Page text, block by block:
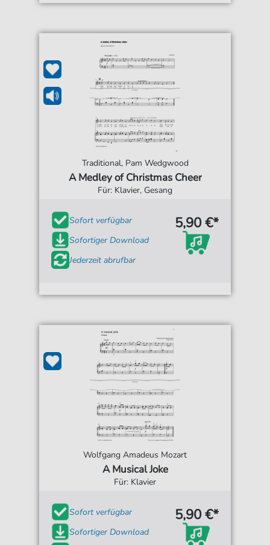
Traditional, Pam Wedgwood
A Medley of Christmas Cheer
Für: Klavier, Gesang
Sofort verfügbar
Sofortiger Download
Jederzeit abrufbar
5,90 €*
Wolfgang Amadeus Mozart
A Musical Joke
Für: Klavier
Sofort verfügbar
Sofortiger Download
5,90 €*